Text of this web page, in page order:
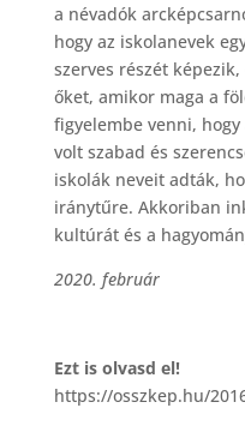
a névadók
hogy az iskolanevek
szerves részét
őket, amikor maga a
figyelembe venni,
volt szabad és
iskolák neveit adták,
iránytűre. Akkoriban
kultúrát és a
2020. február
Ezt is olvasd el!
https://osszkep.hu/